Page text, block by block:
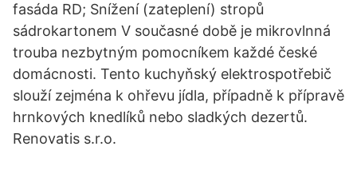
fasáda RD; Snížení (zateplení) stropů
sádrokartonem V současné době je mikrovlnná
trouba nezbytným pomocníkem každé české
domácnosti. Tento kuchyňský elektrospotřebič
slouží zejména k ohřevu jídla, případně k přípravě
hrnkových knedlíků nebo sladkých dezertů.
Renovatis s.r.o.